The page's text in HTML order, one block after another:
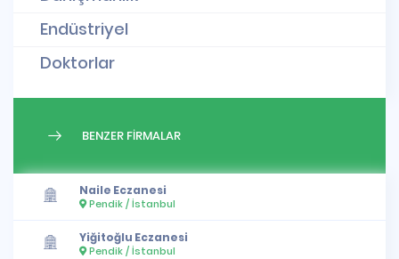
Endüstriyel
Doktorlar
BENZER FİRMALAR
Naile Eczanesi
Pendik / İstanbul
Yiğitoğlu Eczanesi
Pendik / İstanbul